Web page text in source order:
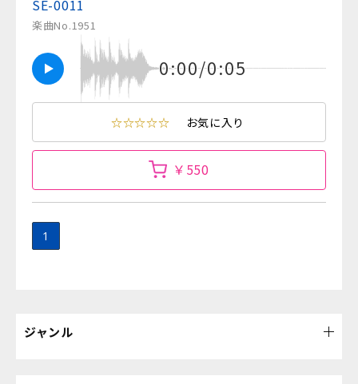
SE-0011
楽曲No.1951
0:00/0:05
☆☆☆☆☆ お気に入り
￥550
1
ジャンル